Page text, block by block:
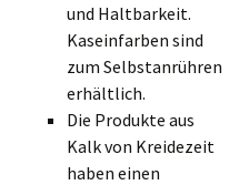
und Haltbarkeit.
Kaseinfarben sind
zum Selbstanrühren
erhältlich.
Die Produkte aus
Kalk von Kreidezeit
haben einen